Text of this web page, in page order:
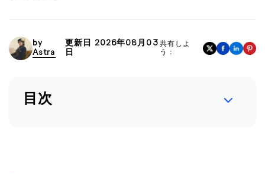
by
Astra
更新日 2026年08月03
日
共有しよ
う：
目次